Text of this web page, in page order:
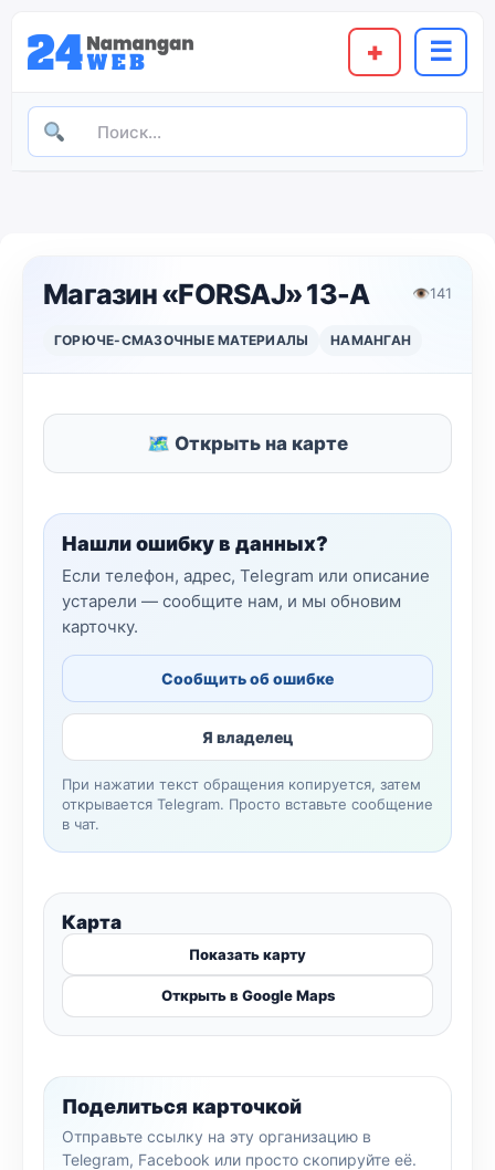
+ ☰
Магазин «FORSAJ» 13-A 👁141
ГОРЮЧЕ-СМАЗОЧНЫЕ МАТЕРИАЛЫ НАМАНГАН
🗺 Открыть на карте
Нашли ошибку в данных?
Если телефон, адрес, Telegram или описание
устарели — сообщите нам, и мы обновим
карточку.
Сообщить об ошибке
Я владелец
При нажатии текст обращения копируется, затем
открывается Telegram. Просто вставьте сообщение
в чат.
Карта
Показать карту
Открыть в Google Maps
Поделиться карточкой
Отправьте ссылку на эту организацию в
Telegram, Facebook или просто скопируйте её.